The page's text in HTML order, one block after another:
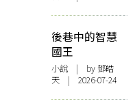
後巷中的智慧
國王
小說 | by 鄧皓
天 | 2026-07-24